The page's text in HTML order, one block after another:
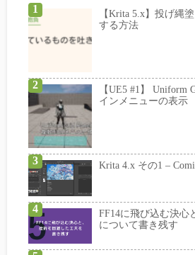
【Krita 5.x】投げ縄
する方法
【UE5 #1】 Uniform
インメニューの表示
Krita 4.x その1 –
FF14に飛び込む決心
について書き残す